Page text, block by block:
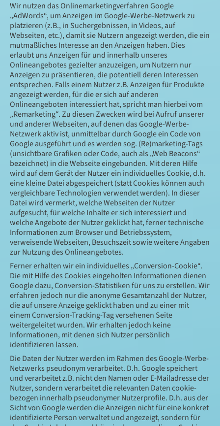
Wir nutzen das Onlinemarketingverfahren Google
„AdWords“, um Anzeigen im Google-Werbe-Netzwerk zu
platzieren (z.B., in Suchergebnissen, in Videos, auf
Webseiten, etc.), damit sie Nutzern angezeigt werden, die ein
mutmaßliches Interesse an den Anzeigen haben. Dies
erlaubt uns Anzeigen für und innerhalb unseres
Onlineangebotes gezielter anzuzeigen, um Nutzern nur
Anzeigen zu präsentieren, die potentiell deren Interessen
entsprechen. Falls einem Nutzer z.B. Anzeigen für Produkte
angezeigt werden, für die er sich auf anderen
Onlineangeboten interessiert hat, spricht man hierbei vom
„Remarketing“. Zu diesen Zwecken wird bei Aufruf unserer
und anderer Webseiten, auf denen das Google-Werbe-
Netzwerk aktiv ist, unmittelbar durch Google ein Code von
Google ausgeführt und es werden sog. (Re)marketing-Tags
(unsichtbare Grafiken oder Code, auch als „Web Beacons“
bezeichnet) in die Webseite eingebunden. Mit deren Hilfe
wird auf dem Gerät der Nutzer ein individuelles Cookie, d.h.
eine kleine Datei abgespeichert (statt Cookies können auch
vergleichbare Technologien verwendet werden). In dieser
Datei wird vermerkt, welche Webseiten der Nutzer
aufgesucht, für welche Inhalte er sich interessiert und
welche Angebote der Nutzer geklickt hat, ferner technische
Informationen zum Browser und Betriebssystem,
verweisende Webseiten, Besuchszeit sowie weitere Angaben
zur Nutzung des Onlineangebotes.
Ferner erhalten wir ein individuelles „Conversion-Cookie“.
Die mit Hilfe des Cookies eingeholten Informationen dienen
Google dazu, Conversion-Statistiken für uns zu erstellen. Wir
erfahren jedoch nur die anonyme Gesamtanzahl der Nutzer,
die auf unsere Anzeige geklickt haben und zu einer mit
einem Conversion-Tracking-Tag versehenen Seite
weitergeleitet wurden. Wir erhalten jedoch keine
Informationen, mit denen sich Nutzer persönlich
identifizieren lassen.
Die Daten der Nutzer werden im Rahmen des Google-Werbe-
Netzwerks pseudonym verarbeitet. D.h. Google speichert
und verarbeitet z.B. nicht den Namen oder E-Mailadresse der
Nutzer, sondern verarbeitet die relevanten Daten cookie-
bezogen innerhalb pseudonymer Nutzerprofile. D.h. aus der
Sicht von Google werden die Anzeigen nicht für eine konkret
identifizierte Person verwaltet und angezeigt, sondern für